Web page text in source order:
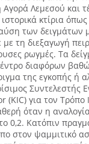
Αγορά Λεμεσού και
κτίρια
των δειγμάτων
τη διεξαγωγή
ρωγμές. Τα
διαφόρων
της εγκοπής ή
για τον Τρόπο
όταν η
0,2. Κατόπιν
στον ψαμμιτικό